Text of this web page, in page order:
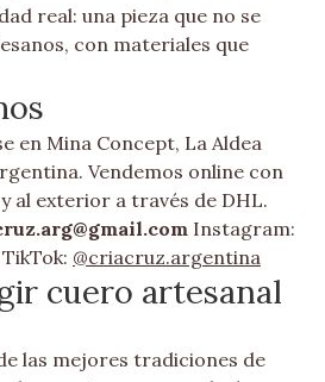
real: una pieza que no se
con materiales que
en Mina Concept, La Aldea
Vendemos online con
al exterior a través de DHL.
Instagram:
TikTok: @criacruz.argentina
cuero artesanal
las mejores tradiciones de